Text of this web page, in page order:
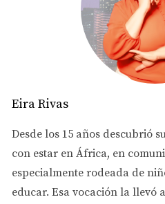
5. Trabaja con un Agente
Un buen agente puede
mercado y pueden ayudarte a
negociar por ti. Busca un
experiencia en la zona donde
6. Haz una Lista de Necesidades
Escribe lo que necesitas y lo
casa. Esto te ayudará a
factores como el número de
escuelas y lugares de trabajo,
como un jardín o una cocina
Eira Rivas
Desde los 15 años descubrió
con estar en África, en
especialmente rodeada de
educar. Esa vocación la llevó